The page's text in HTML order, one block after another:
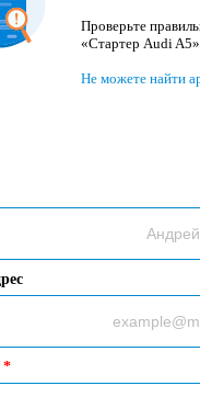
Проверьте
«Стартер Audi
Не можете найти
*